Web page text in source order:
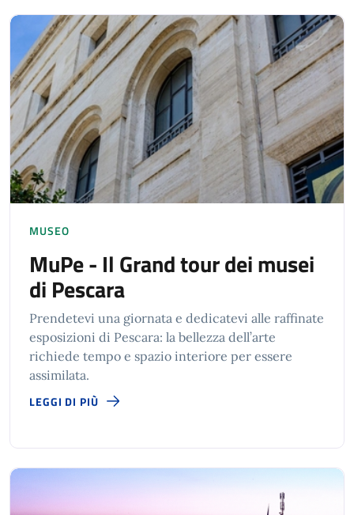
MUSEO
MuPe - Il Grand tour dei musei
di Pescara
Prendetevi una giornata e dedicatevi alle raffinate
esposizioni di Pescara: la bellezza dell’arte
richiede tempo e spazio interiore per essere
assimilata.
LEGGI DI PIÙ